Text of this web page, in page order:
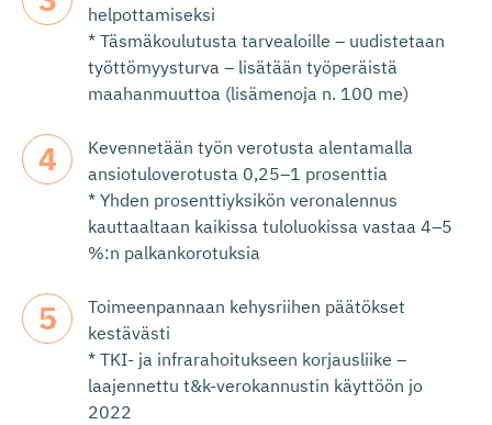
helpottamiseksi
* Täsmäkoulutusta tarvealoille – uudistetaan
työttömyysturva – lisätään työperäistä
maahanmuuttoa (lisämenoja n. 100 me)
Kevennetään työn verotusta alentamalla
ansiotuloverotusta 0,25–1 prosenttia
* Yhden prosenttiyksikön veronalennus
kauttaaltaan kaikissa tuloluokissa vastaa 4–5
%:n palkankorotuksia
Toimeenpannaan kehysriihen päätökset
kestävästi
* TKI- ja infrarahoitukseen korjausliike –
laajennettu t&k-verokannustin käyttöön jo
2022